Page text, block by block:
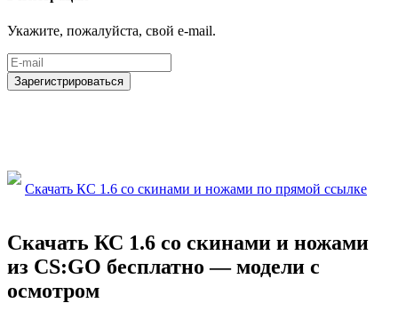
Укажите, пожалуйста, свой e-mail.
Зарегистрироваться
Скачать КС 1.6 со скинами и ножами по прямой ссылке
Скачать КС 1.6 со скинами и ножами
из CS:GO бесплатно — модели с
осмотром